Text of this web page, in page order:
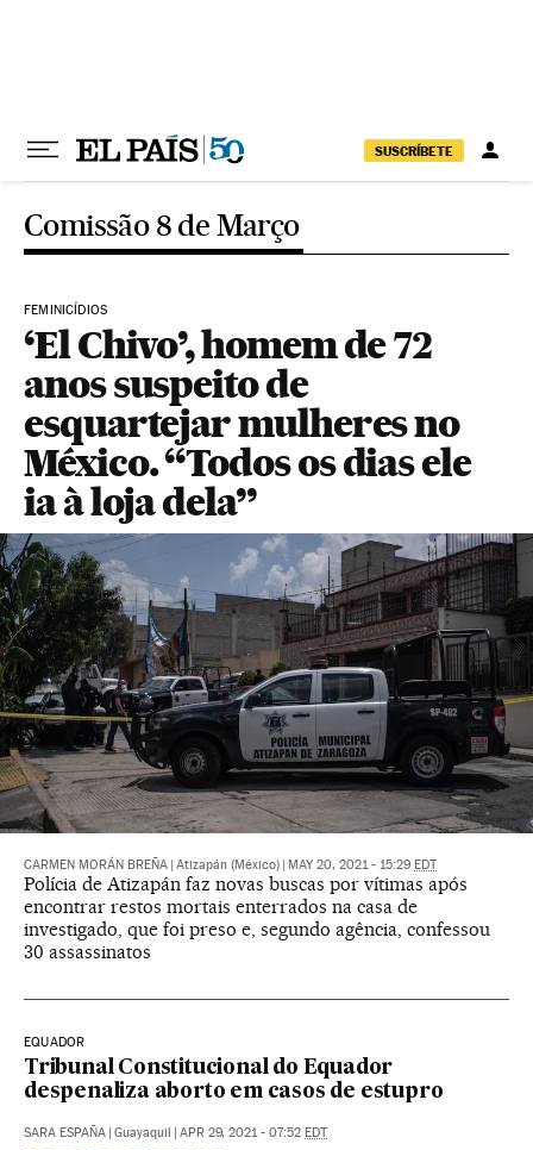
SUSCRÍBETE
Comissão 8 de Março
FEMINICÍDIOS
‘El Chivo’, homem de 72
anos suspeito de
esquartejar mulheres no
México. “Todos os dias ele
ia à loja dela”
CARMEN MORÁN BREÑA Atizapán (México) MAY 20, 2021 - 15:29 EDT
Polícia de Atizapán faz novas buscas por vítimas após
encontrar restos mortais enterrados na casa de
investigado, que foi preso e, segundo agência, confessou
30 assassinatos
EQUADOR
Tribunal Constitucional do Equador
despenaliza aborto em casos de estupro
SARA ESPAÑA Guayaquil APR 29, 2021 - 07:52 EDT